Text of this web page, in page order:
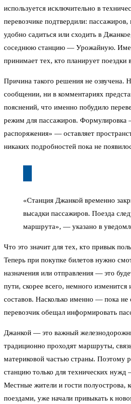
используется исключительно в
перевозчике подтвердили:
удобно садиться или сходить в
соседнюю станцию — Урожайную.
принимает тех, кто планирует поездки
Причина такого решения не озвучена.
сообщении, ни в комментариях
пояснений, что именно побудило
режим для пассажиров. Формулировка
распоряжения» — оставляет
никаких подробностей пока не
«Станция Джанкой временно
высадки пассажиров. Поезда
маршрута», — указано в
Что это значит для тех, кто привык
Теперь при покупке билетов нужно
назначения или отправления — это
пути, скорее всего, немного изменится
составов. Насколько именно — пока не
перевозчик обещал информировать
Джанкой — это важный
традиционно проходят маршруты,
материковой частью страны. Поэтому
станцию только для технических
Местные жители и гости полуострова,
поездами, уже начали привыкать к